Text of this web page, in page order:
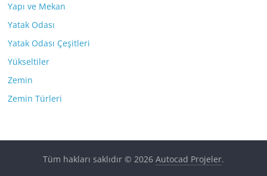
Yapı ve Mekan
Yatak Odası
Yatak Odası Çeşitleri
Yükseltiler
Zemin
Zemin Türleri
Tüm hakları saklıdır © 2026 Autocad Projeler.